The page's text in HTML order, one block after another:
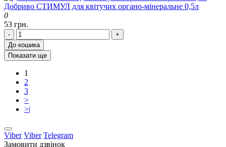
Добриво СТИМУЛ для квітучих органо-мінеральне 0,5л
0
53 грн.
-
+
До кошика
Показати ще
1
2
3
>
>|
Viber Viber Telegram
Замовити дзвінок